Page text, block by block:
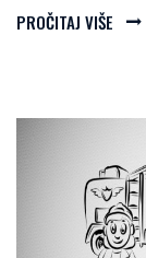
PROČITAJ VIŠE